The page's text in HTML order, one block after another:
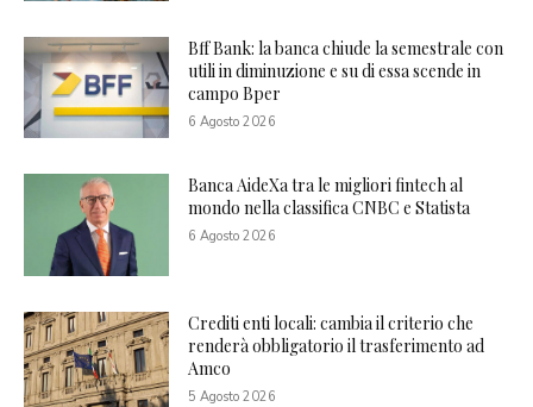
Bff Bank: la banca chiude la semestrale con
utili in diminuzione e su di essa scende in
campo Bper
6 Agosto 2026
Banca AideXa tra le migliori fintech al
mondo nella classifica CNBC e Statista
6 Agosto 2026
Crediti enti locali: cambia il criterio che
renderà obbligatorio il trasferimento ad
Amco
5 Agosto 2026